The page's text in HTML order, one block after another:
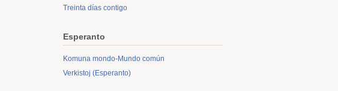
Treinta días contigo
Esperanto
Komuna mondo-Mundo común
Verkistoj (Esperanto)